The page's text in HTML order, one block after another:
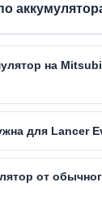
на
для Lancer
от